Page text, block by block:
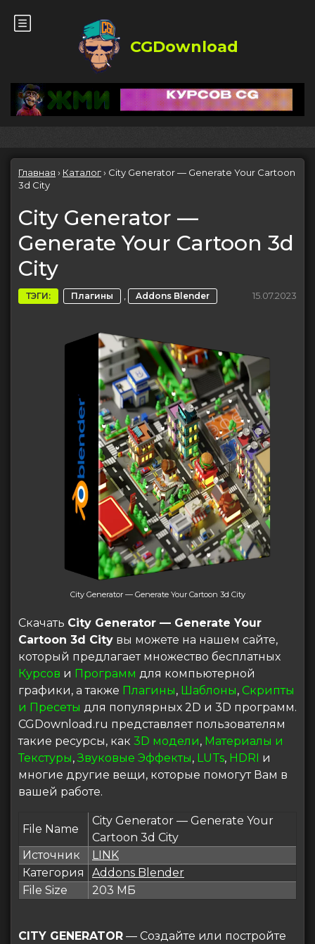
CGDownload
Главная › Каталог› City Generator — Generate Your Cartoon
3d City
City Generator —
Generate Your Cartoon 3d
City
ТЭГИ: Плагины , Addons Blender 15.07.2023
City Generator — Generate Your Cartoon 3d City
Скачать City Generator — Generate Your
Cartoon 3d City вы можете на нашем сайте,
который предлагает множество бесплатных
Курсов и Программ для компьютерной
графики, а также Плагины, Шаблоны, Скрипты
и Пресеты для популярных 2D и 3D программ.
CGDownload.ru представляет пользователям
такие ресурсы, как 3D модели, Материалы и
Текстуры,Звуковые Эффекты, LUTs, HDRI и
многие другие вещи, которые помогут Вам в
вашей работе.
File Name
City Generator — Generate Your
Cartoon 3d City
Источник
LINK
Категория
Addons Blender
File Size
203 МБ
CITY GENERATOR — Создайте или постройте